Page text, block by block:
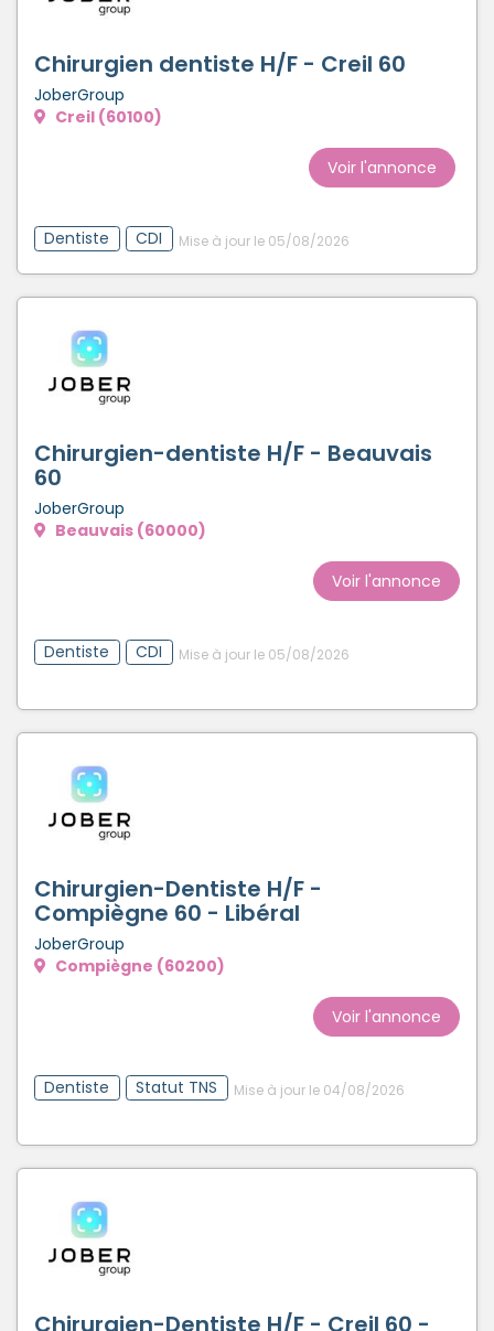
Chirurgien dentiste H/F - Creil 60
JoberGroup
Creil (60100)
Voir l'annonce
Dentiste CDI Mise à jour le 05/08/2026
Chirurgien-dentiste H/F - Beauvais
60
JoberGroup
Beauvais (60000)
Voir l'annonce
Dentiste CDI Mise à jour le 05/08/2026
Chirurgien-Dentiste H/F -
Compiègne 60 - Libéral
JoberGroup
Compiègne (60200)
Voir l'annonce
Dentiste Statut TNS Mise à jour le 04/08/2026
Chirurgien-Dentiste H/F - Creil 60 -